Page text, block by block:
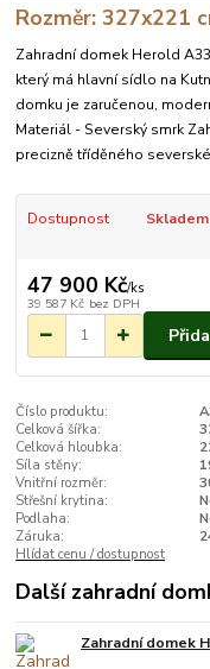
Rozměr: 327x221
Zahradní domek Herold
který má hlavní sídlo na
domku je zaručenou,
Materiál - Severský smrk
precizně tříděného
Dostupnost
47 900 Kč/ks
39 587 Kč bez DPH
Číslo produktu:
Celková šířka:
Celková hloubka:
Síla stěny:
Vnitřní rozměr:
Střešní krytina:
Podlaha:
Záruka:
Hlídat cenu / dostupnost
Další zahradní
Zahradní domek